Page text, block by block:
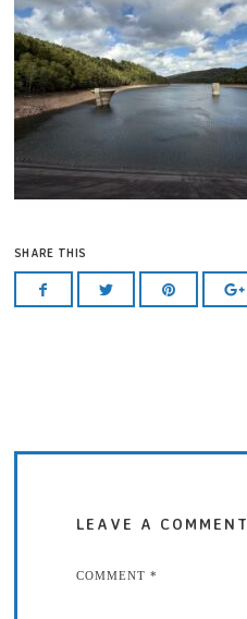
SHARE THIS
LEAVE A COMMENT
COMMENT *